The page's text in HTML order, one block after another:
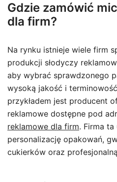
Gdzie zamówić
dla firm?
Na rynku istnieje wiele firm
produkcji słodyczy
aby wybrać sprawdzonego
wysoką jakość i
przykładem jest producent
reklamowe dostępne pod
reklamowe dla firm. Firma ta
personalizację opakowań,
cukierków oraz